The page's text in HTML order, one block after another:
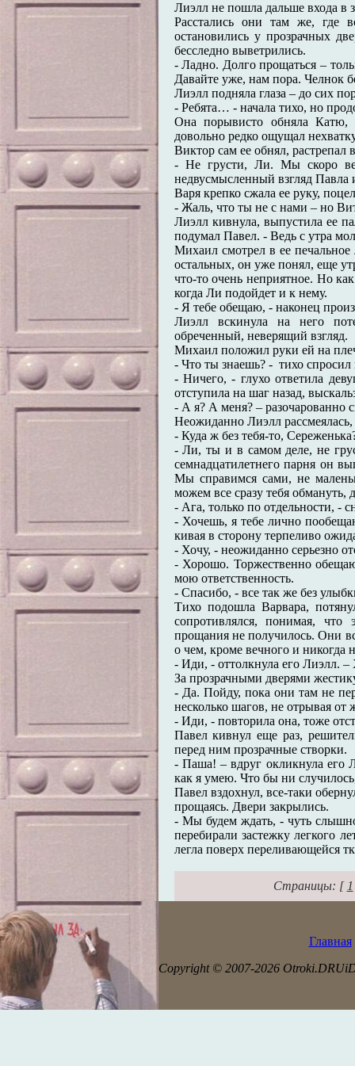
Лиэлл не пошла дальше входа в
Расстались они там же, где
остановились у прозрачных
бесследно выветрились.
- Ладно. Долго прощаться –
Давайте уже, нам пора. Челнок
Лиэлл подняла глаза – до сих
- Ребята… - начала тихо, но
Она порывисто обняла
довольно редко ощущал
Виктор сам ее обнял, растрепал
- Не грусти, Ли. Мы скоро
недвусмысленный взгляд
Варя крепко сжала ее руку,
- Жаль, что ты не с нами – но
Лиэлл кивнула, выпустила ее
подумал Павел. - Ведь с утра
Михаил смотрел в ее
остальных, он уже понял, еще
что-то очень неприятное. Но
когда Ли подойдет и к нему.
- Я тебе обещаю, - наконец
Лиэлл вскинула на него
обреченный, неверящий взгляд.
Михаил положил руки ей на
- Что ты знаешь? - тихо
- Ничего, - глухо ответила
отступила на шаг назад,
- А я? А меня? – разочарованно
Неожиданно Лиэлл рассмеялась,
- Куда ж без тебя-то,
- Ли, ты и в самом деле, не
семнадцатилетнего парня он
Мы справимся сами, не
можем все сразу тебя обмануть,
- Ага, только по отдельности, -
- Хочешь, я тебе лично
кивая в сторону терпеливо
- Хочу, - неожиданно серьезно
- Хорошо. Торжественно
мою ответственность.
- Спасибо, - все так же без
Тихо подошла Варвара,
сопротивлялся, понимая, что
прощания не получилось. Они
о чем, кроме вечного и никогда
- Иди, - оттолкнула его Лиэлл.
За прозрачными дверями
- Да. Пойду, пока они там не
несколько шагов, не отрывая от
- Иди, - повторила она, тоже
Павел кивнул еще раз,
перед ним прозрачные створки.
- Паша! – вдруг окликнула его
как я умею. Что бы ни
Павел вздохнул, все-таки
прощаясь. Двери закрылись.
- Мы будем ждать, - чуть
перебирали застежку легкого
легла поверх переливающейся
Страницы: [1
Главная
Copyright © 2007-2026